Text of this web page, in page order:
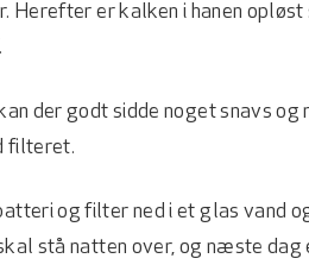
Herefter er kalken i hanen opløst
der godt sidde noget snavs og
filteret.
og filter ned i et glas vand
stå natten over, og næste dag